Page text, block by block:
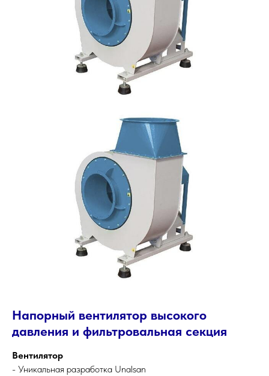
Напорный вентилятор высокого
давления и фильтровальная секция
Вентилятор
- Уникальная разработка Unalsan